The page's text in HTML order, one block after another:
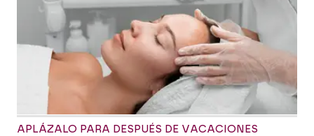
APLÁZALO PARA DESPUÉS DE VACACIONES